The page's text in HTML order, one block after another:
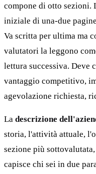
compone di otto sezioni.
iniziale di una-due
Va scritta per ultima ma
valutatori la leggono
lettura successiva. Deve
vantaggio competitivo,
agevolazione richiesta,
La descrizione
storia, l'attività attuale,
sezione più
capisce chi sei in due